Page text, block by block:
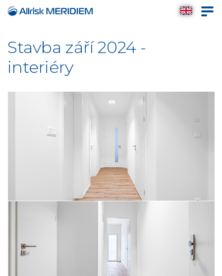
Stavba září 2024 -
interiéry